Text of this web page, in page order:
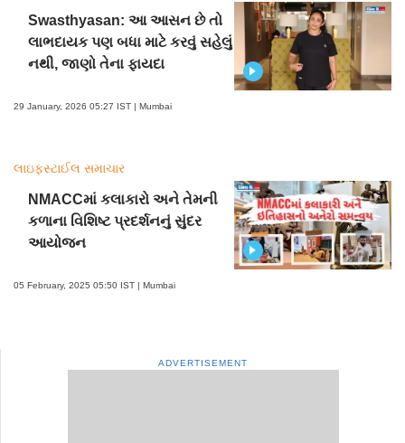
Swasthyasan: આ આસન છે તો
લાભદાયક પણ બધા માટે કરવું સહેલું
નથી, જાણો તેના ફાયદા
29 January, 2026 05:27 IST | Mumbai
લાઇફસ્ટાઈલ સમાચાર
NMACCમાં કલાકારો અને તેમની
કળાના વિશિષ્ટ પ્રદર્શનનું સુંદર
આયોજન
05 February, 2025 05:50 IST | Mumbai
ADVERTISEMENT